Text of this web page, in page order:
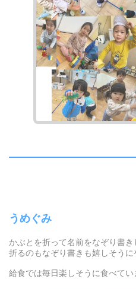
うめぐみ
かぶとを折って名前をなぞり書き
折るのもなぞり書きも嬉しそうに
給食では毎日楽しそうに食べてい